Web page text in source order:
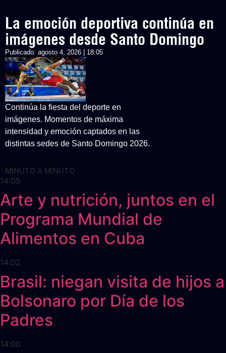
La emoción deportiva continúa en
imágenes desde Santo Domingo
Publicado: agosto 4, 2026 | 18:05
Continúa la fiesta del deporte en
imágenes. Momentos de máxima
intensidad y emoción captados en las
distintas sedes de Santo Domingo 2026.
MINUTO A MINUTO
14:05
Arte y nutrición, juntos en el
Programa Mundial de
Alimentos en Cuba
14:02
Brasil: niegan visita de hijos a
Bolsonaro por Día de los
Padres
14:00